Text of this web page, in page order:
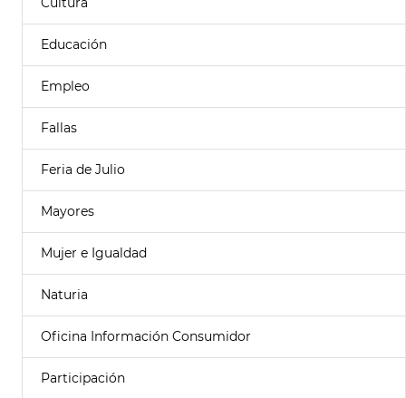
Educación
Empleo
Fallas
Feria de Julio
Mayores
Mujer e Igualdad
Naturia
Oficina Información Consumidor
Participación